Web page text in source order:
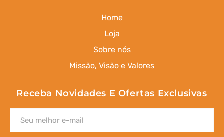
Home
Loja
Sobre nós
Missão, Visão e Valores
Receba Novidades E Ofertas Exclusivas